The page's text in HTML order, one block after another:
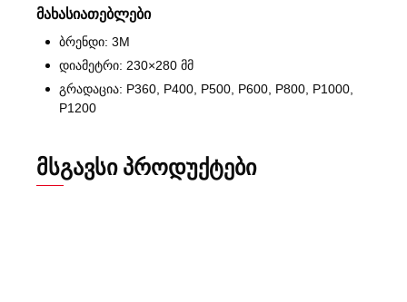
მახასიათებლები
ბრენდი: 3M
დიამეტრი: 230×280 მმ
გრადაცია: P360, P400, P500, P600, P800, P1000,
P1200
ᲛᲡᲒᲐᲕᲡᲘ ᲞᲠᲝᲓᲣᲥᲢᲔᲑᲘ